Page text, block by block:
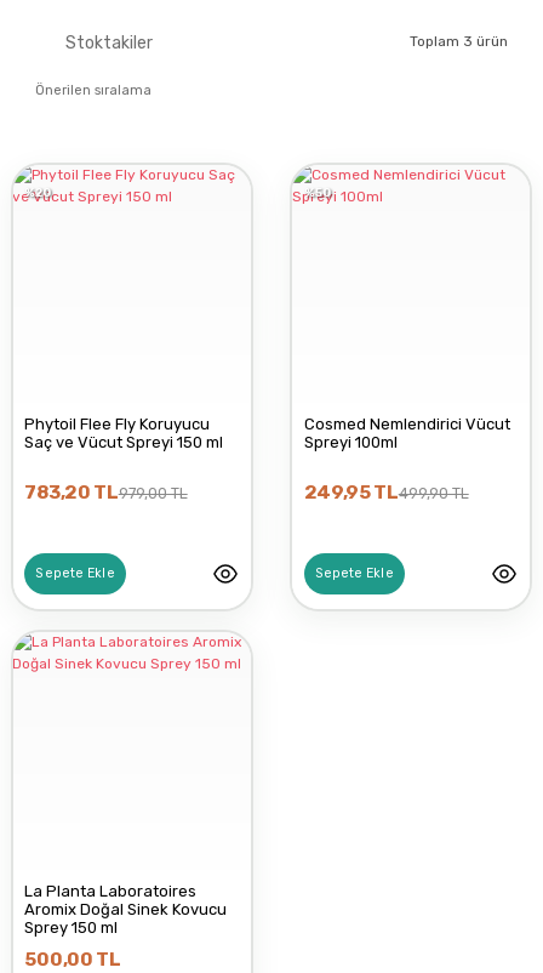
PHYTOIL
Stoktakiler Toplam 3 ürün
%20
Phytoil Flee Fly Koruyucu
Saç ve Vücut Spreyi 150 ml
783,20 TL979,00 TL
Sepete Ekle
%50
Cosmed Nemlendirici Vücut
Spreyi 100ml
249,95 TL499,90 TL
Sepete Ekle
La Planta Laboratoires
Aromix Doğal Sinek Kovucu
Sprey 150 ml
500,00 TL